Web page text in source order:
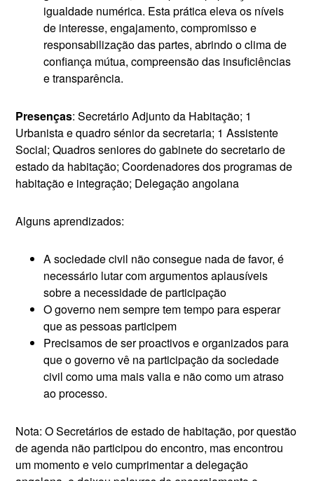
igualdade numérica. Esta prática eleva os níveis
de interesse, engajamento, compromisso e
responsabilização das partes, abrindo o clima de
confiança mútua, compreensão das insuficiências
e transparência.
Presenças: Secretário Adjunto da Habitação; 1
Urbanista e quadro sénior da secretaria; 1 Assistente
Social; Quadros seniores do gabinete do secretario de
estado da habitação; Coordenadores dos programas de
habitação e integração; Delegação angolana
Alguns aprendizados:
A sociedade civil não consegue nada de favor, é
necessário lutar com argumentos aplausíveis
sobre a necessidade de participação
O governo nem sempre tem tempo para esperar
que as pessoas participem
Precisamos de ser proactivos e organizados para
que o governo vê na participação da sociedade
civil como uma mais valia e não como um atraso
ao processo.
Nota: O Secretários de estado de habitação, por questão
de agenda não participou do encontro, mas encontrou
um momento e veio cumprimentar a delegação